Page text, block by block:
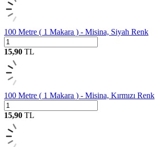
100 Metre ( 1 Makara ) - Misina, Siyah Renk
15,90 TL
100 Metre ( 1 Makara ) - Misina, Kırmızı Renk
15,90 TL